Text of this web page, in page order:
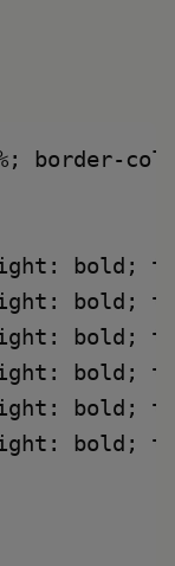
border-
bold;
bold;
bold;
bold;
bold;
bold;